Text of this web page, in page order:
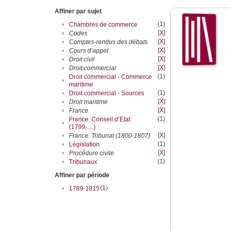
Affiner par sujet
•
Chambres de commerce
(1)
•
Codes
[X]
•
Comptes-rendus des débats
[X]
•
Cours d’appel
[X]
•
Droit civil
[X]
•
Droit commercial
[X]
•
Droit commercial - Commerce
maritime
(1)
• Droit commercial - Sources
(1)
•
Droit maritime
[X]
•
France
[X]
•
France. Conseil d’Etat
(1799-....)
(1)
• France. Tribunat (1800-1807)
[X]
•
Législation
(1)
•
Procédure civile
[X]
•
Tribunaux
(1)
Affiner par période
•
1789-1815(1)